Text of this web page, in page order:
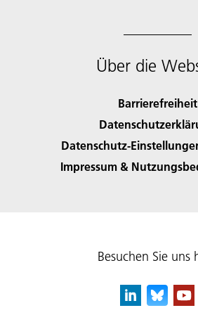
Über die
Barrierefreiheit
Datenschutz-
Impressum &
Besuchen Sie uns